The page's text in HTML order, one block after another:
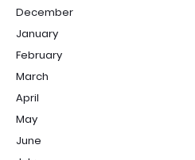
December
January
February
March
April
May
June